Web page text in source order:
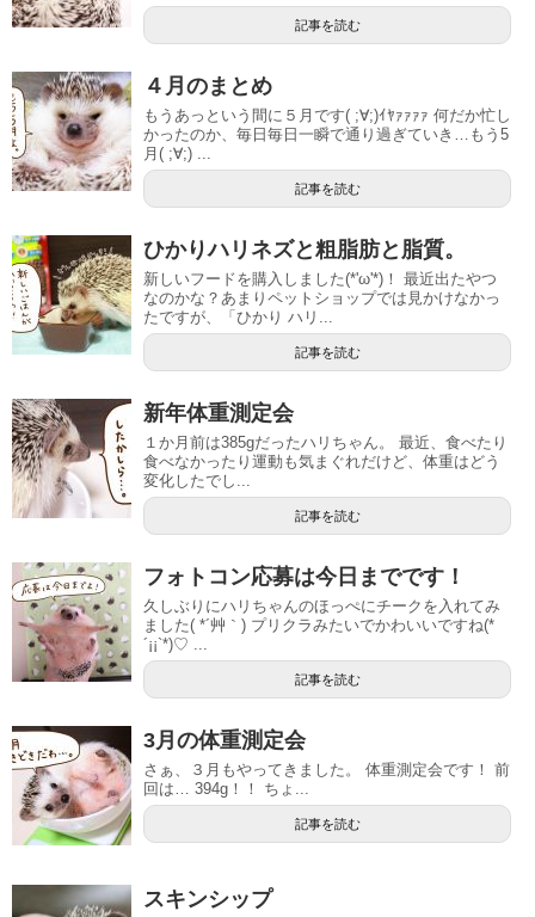
記事を読む
４月のまとめ
もうあっという間に５月です( ;∀;)ｲﾔｧｧｧｧ 何だか忙し
かったのか、毎日毎日一瞬で通り過ぎていき…もう5
月( ;∀;) ...
記事を読む
ひかりハリネズと粗脂肪と脂質。
新しいフードを購入しました(*'ω'*)！ 最近出たやつ
なのかな？あまりペットショップでは見かけなかっ
たですが、「ひかり ハリ...
記事を読む
新年体重測定会
１か月前は385gだったハリちゃん。 最近、食べたり
食べなかったり運動も気まぐれだけど、体重はどう
変化したでし...
記事を読む
フォトコン応募は今日までです！
久しぶりにハリちゃんのほっぺにチークを入れてみ
ました( *´艸｀) プリクラみたいでかわいいですね(*
´¡¡`*)♡ ...
記事を読む
3月の体重測定会
さぁ、３月もやってきました。 体重測定会です！ 前
回は… 394g！！ ちょ...
記事を読む
スキンシップ